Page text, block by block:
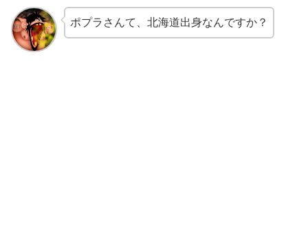
ポプラさんて、北海道出身なんですか？